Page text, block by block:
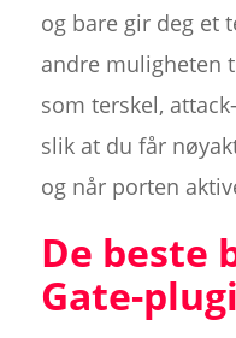
og bare gir deg et
andre muligheten
som terskel,
slik at du får
og når porten
De beste
Gate-